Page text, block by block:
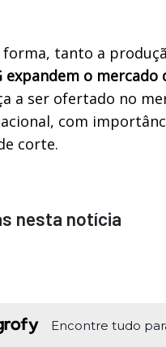
forma, tanto a
expandem o
a ser ofertado no
com
corte.
nesta notícia
Encontre tudo